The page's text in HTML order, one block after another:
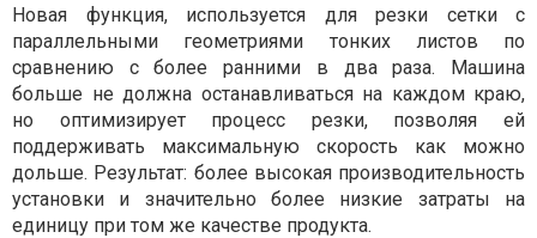
Новая функция, используется для резки сетки с
параллельными геометриями тонких листов по
сравнению с более ранними в два раза. Машина
больше не должна останавливаться на каждом краю,
но оптимизирует процесс резки, позволяя ей
поддерживать максимальную скорость как можно
дольше. Результат: более высокая производительность
установки и значительно более низкие затраты на
единицу при том же качестве продукта.